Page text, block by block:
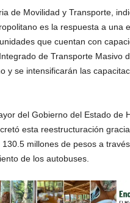
de Movilidad y Transporte,
es la respuesta a una
que cuentan con
de Transporte Masivo
y se intensificarán las
del Gobierno del Estado de
esta reestructuración
millones de pesos a
de los autobuses.